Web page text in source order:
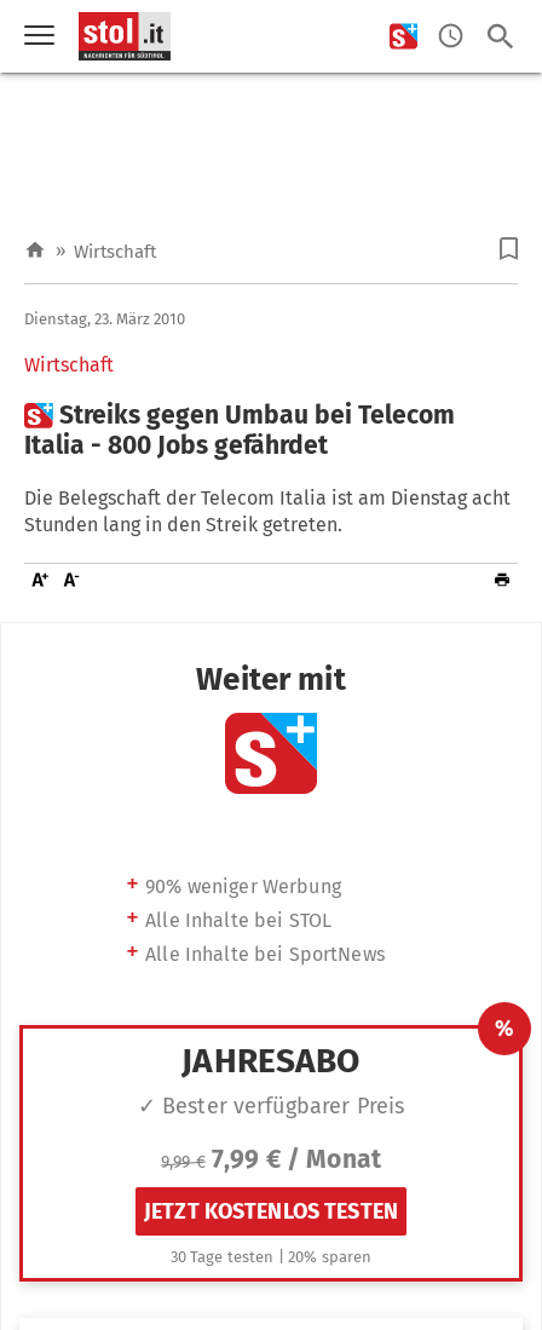
» Wirtschaft
Wirtschaft
Dienstag, 23. März 2010
Streiks gegen Umbau bei Telecom
Italia - 800 Jobs gefährdet
Die Belegschaft der Telecom Italia ist am Dienstag acht
Stunden lang in den Streik getreten.